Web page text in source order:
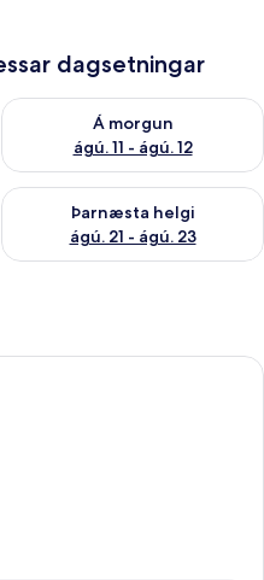
dagsetningar
11
Á morgun
ágú. 11 - ágú. 12
Athuga framboð á morgun
- ágú. 16
Þarnæsta helgi
ágú. 21 - ágú. 23
Athuga framboð þarnæstu
Rúmföt úr egypskri bómull, rúmföt